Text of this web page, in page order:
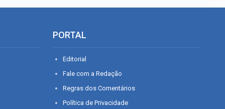
PORTAL
Editorial
Fale com a Redação
Regras dos Comentários
Política de Privacidade